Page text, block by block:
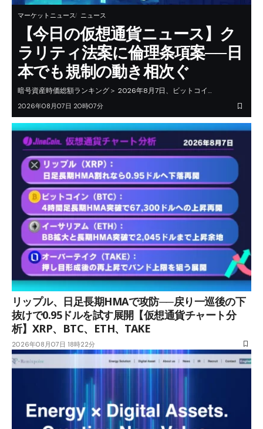
マーケットニュース ニュース
【今日の仮想通貨ニュース】ク
ラリティ法案に倫理条項案──日
本でも規制の動き相次ぐ
暗号資産時価総額ランキング＞ 2026年8月7日、ビットコイ…
2026年08月07日 20時07分
リップル、日足長期HMAで攻防──戻り一巡後の下
抜けで0.95ドルを試す展開【仮想通貨チャート分
析】XRP、BTC、ETH、TAKE
2026年08月07日 18時22分